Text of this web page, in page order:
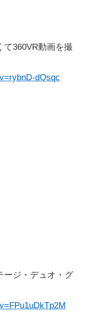
て360VR動画を撮
dQsqc
ージ・デュオ・グ